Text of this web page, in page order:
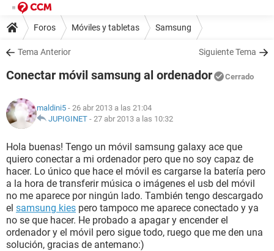
Foros Móviles y tabletas Samsung
Tema Anterior Siguiente Tema
Conectar móvil samsung al ordenador Cerrado
maldini5 - 26 abr 2013 a las 21:04
JUPIGINET - 27 abr 2013 a las 10:32
Hola buenas! Tengo un móvil samsung galaxy ace que
quiero conectar a mi ordenador pero que no soy capaz de
hacer. Lo único que hace el móvil es cargarse la batería pero
a la hora de transferir música o imágenes el usb del móvil
no me aparece por ningún lado. También tengo descargado
el samsung kies pero tampoco me aparece conectado y ya
no se que hacer. He probado a apagar y encender el
ordenador y el móvil pero sigue todo, ruego que me den una
solución, gracias de antemano:)